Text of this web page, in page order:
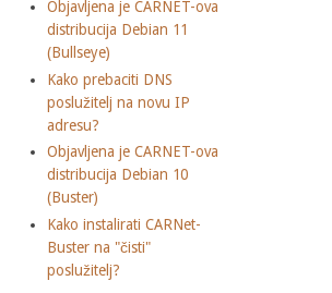
Objavljena je CARNET-ova
distribucija Debian 11
(Bullseye)
Kako prebaciti DNS
poslužitelj na novu IP
adresu?
Objavljena je CARNET-ova
distribucija Debian 10
(Buster)
Kako instalirati CARNet-
Buster na "čisti"
poslužitelj?